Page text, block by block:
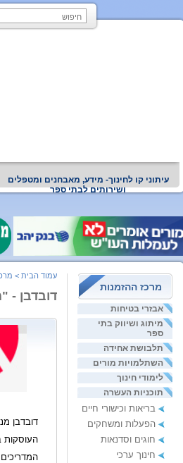
עיתוני קו לחינוך- מידע, מאבחנים ומטפלים
ושירותים לבתי ספר
מרכז ההזמנות
אבזרי בטיחות
מיתוג ושיווק בתי
ספר
תלבושת אחידה
השתלמויות מורים
לימודי חינוך
תוכניות העשרה
בריאות וכישורי חיים
הפעלות ומשחקים
חוגים וסדנאות
חינוך ערכי
עמוד הבית >
דובדבן -
דובדבן